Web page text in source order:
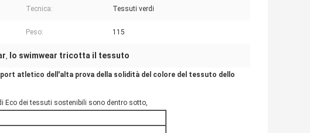
Tecnica: Tessuti verdi
Peso: 115
, lo swimwear tricotta il tessuto
atletico dell'alta prova della solidità del colore del tessuto dello
Eco dei tessuti sostenibili sono dentro sotto,